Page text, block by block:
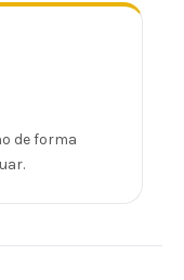
de forma